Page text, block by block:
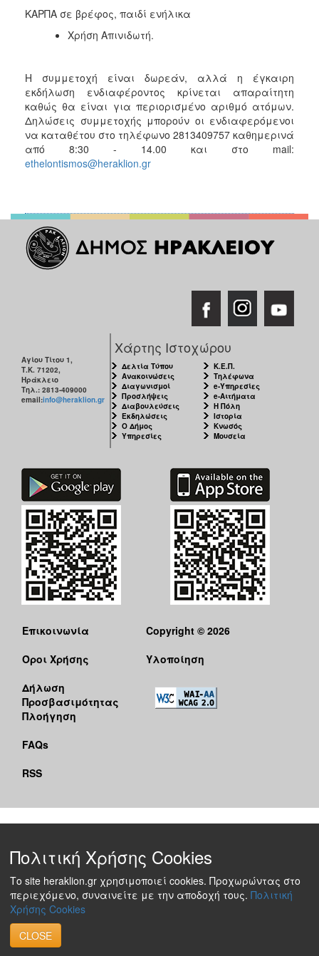
ΚΑΡΠΑ σε βρέφος, παιδί ενήλικα
Χρήση Απινιδωτή.
Η συμμετοχή είναι δωρεάν, αλλά η έγκαιρη
εκδήλωση ενδιαφέροντος κρίνεται απαραίτητη
καθώς θα είναι για περιορισμένο αριθμό ατόμων.
Δηλώσεις συμμετοχής μπορούν οι ενδιαφερόμενοι
να καταθέτου στο τηλέφωνο 2813409757 καθημερινά
από 8:30 - 14.00 και στο mail:
ethelontismos@heraklion.gr
Αγίου Τίτου 1,
Τ.Κ. 71202,
Ηράκλειο
Τηλ.: 2813-409000
email:info@heraklion.gr
Χάρτης Ιστοχώρου
Δελτία Τύπου
Ανακοινώσεις
Διαγωνισμοί
Προσλήψεις
Διαβουλεύσεις
Εκδηλώσεις
Ο Δήμος
Υπηρεσίες
Κ.Ε.Π.
Τηλέφωνα
e-Υπηρεσίες
e-Αιτήματα
Η Πόλη
Ιστορία
Κνωσός
Μουσεία
Επικοινωνία
Όροι Χρήσης
Δήλωση
Προσβασιμότητας
Πλοήγηση
FAQs
RSS
Copyright © 2026
Υλοποίηση
Πολιτική Χρήσης Cookies
Το site heraklion.gr χρησιμοποιεί cookies. Προχωρώντας στο
περιεχόμενο, συναινείτε με την αποδοχή τους. Πολιτική
Χρήσης Cookies
CLOSE